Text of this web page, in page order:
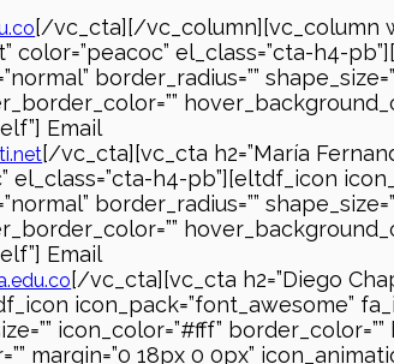
[/vc_cta][/vc_column][vc_column
color=”peacoc” el_class=”cta-h4-
border_radius=””
Email
[/vc_cta][vc_cta h2=”María
el_class=”cta-h4-pb”][eltdf_icon
border_radius=””
Email
[/vc_cta][vc_cta h2=”Diego
icon_pack=”font_awesome”
icon_color=”#fff”
margin=”0 18px 0 0px”